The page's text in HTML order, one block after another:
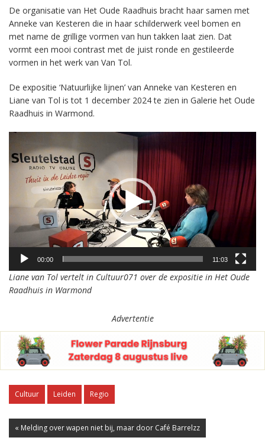
De organisatie van Het Oude Raadhuis bracht haar samen met
Anneke van Kesteren die in haar schilderwerk veel bomen en
met name de grillige vormen van hun takken laat zien. Dat
vormt een mooi contrast met de juist ronde en gestileerde
vormen in het werk van Van Tol.
De expositie ‘Natuurlijke lijnen’ van Anneke van Kesteren en
Liane van Tol is tot 1 december 2024 te zien in Galerie het Oude
Raadhuis in Warmond.
00:00 11:03
Liane van Tol vertelt in Cultuur071 over de expositie in Het Oude
Raadhuis in Warmond
Advertentie
Cultuur Leiden Regio
« Melding over wapen niet bij, maar door Café Barrelzz